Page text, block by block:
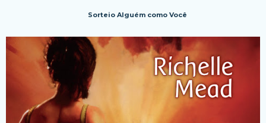
Sorteio Alguém como Você